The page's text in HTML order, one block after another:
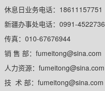
休息日业务电话：18611157751
新疆办事处电话：0991-4522736
传真：010-67676944
销 售 部：fumeitong@sina.com
人力资源：fumeitong@sina.com
技 术 部：fumeitong@sina.com